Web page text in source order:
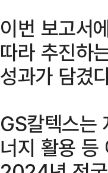
이번 보고서
따라 추진하
성과가 담겼
GS칼텍스는
너지 활용 등